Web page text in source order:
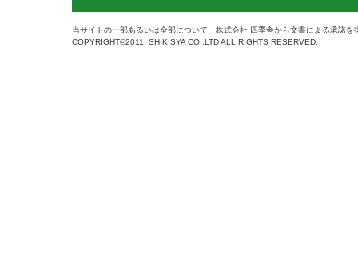
当サイトの一部あるいは全部について、株式会社 四季舎から文書による承諾
COPYRIGHT©2011. SHIKISYA CO.,LTD ALL RIGHTS RESERVED.